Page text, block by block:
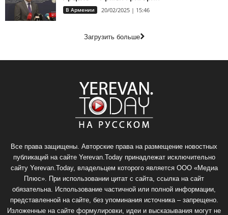
В Армении 20/02/2025 | 15:46
Загрузить больше
Все права защищены. Авторские права на размещение новостных
публикаций на сайте Yerevan.Today принадлежат исключительно
сайту Yerevan.Today, владельцем которого является ООО «Медиа
Плюс». При использовании цитат с сайта, ссылка на сайт
обязательна. Использование частичной или полной информации,
представленной на сайте, без упоминания источника – запрещено.
Изложенные на сайте формулировки, идеи и высказывания могут не